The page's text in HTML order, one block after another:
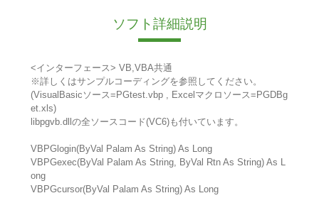
ソフト詳細説明
<インターフェース> VB,VBA共通
※詳しくはサンプルコーディングを参照してください。
(VisualBasicソース=PGtest.vbp , Excelマクロソース=PGDBg
et.xls)
libpgvb.dllの全ソースコード(VC6)も付いています。
VBPGlogin(ByVal Palam As String) As Long
VBPGexec(ByVal Palam As String, ByVal Rtn As String) As L
ong
VBPGcursor(ByVal Palam As String) As Long